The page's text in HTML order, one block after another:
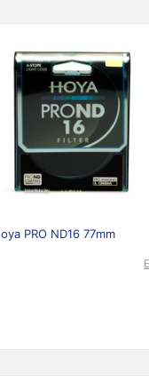
PRO ND16 77mm